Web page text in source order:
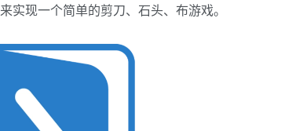
现一个简单的剪刀、石头、布游戏。